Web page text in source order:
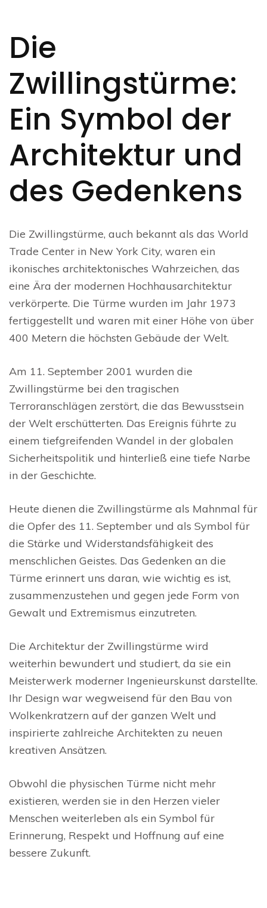
Die
Zwillingstürme:
Ein Symbol der
Architektur und
des Gedenkens
Die Zwillingstürme, auch bekannt als das World
Trade Center in New York City, waren ein
ikonisches architektonisches Wahrzeichen, das
eine Ära der modernen Hochhausarchitektur
verkörperte. Die Türme wurden im Jahr 1973
fertiggestellt und waren mit einer Höhe von über
400 Metern die höchsten Gebäude der Welt.
Am 11. September 2001 wurden die
Zwillingstürme bei den tragischen
Terroranschlägen zerstört, die das Bewusstsein
der Welt erschütterten. Das Ereignis führte zu
einem tiefgreifenden Wandel in der globalen
Sicherheitspolitik und hinterließ eine tiefe Narbe
in der Geschichte.
Heute dienen die Zwillingstürme als Mahnmal für
die Opfer des 11. September und als Symbol für
die Stärke und Widerstandsfähigkeit des
menschlichen Geistes. Das Gedenken an die
Türme erinnert uns daran, wie wichtig es ist,
zusammenzustehen und gegen jede Form von
Gewalt und Extremismus einzutreten.
Die Architektur der Zwillingstürme wird
weiterhin bewundert und studiert, da sie ein
Meisterwerk moderner Ingenieurskunst darstellte.
Ihr Design war wegweisend für den Bau von
Wolkenkratzern auf der ganzen Welt und
inspirierte zahlreiche Architekten zu neuen
kreativen Ansätzen.
Obwohl die physischen Türme nicht mehr
existieren, werden sie in den Herzen vieler
Menschen weiterleben als ein Symbol für
Erinnerung, Respekt und Hoffnung auf eine
bessere Zukunft.